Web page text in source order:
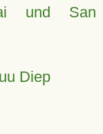
und San
Diep